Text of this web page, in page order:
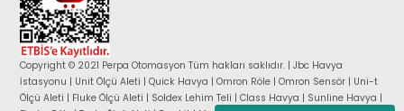
Copyright © 2021 Perpa Otomasyon Tüm hakları saklıdır. | Jbc Havya
İstasyonu | Unit Ölçü Aleti | Quick Havya | Omron Röle | Omron Sensör | Uni-t
Ölçü Aleti | Fluke Ölçü Aleti | Soldex Lehim Teli | Class Havya | Sunline Havya |